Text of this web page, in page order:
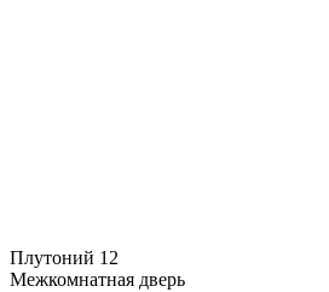
Плутоний 12
Межкомнатная дверь